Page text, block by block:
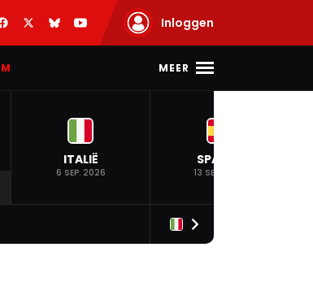
Inloggen
MEER
ITALIË
6 SEP. 2026
SPANJE
13 SEP. 2026